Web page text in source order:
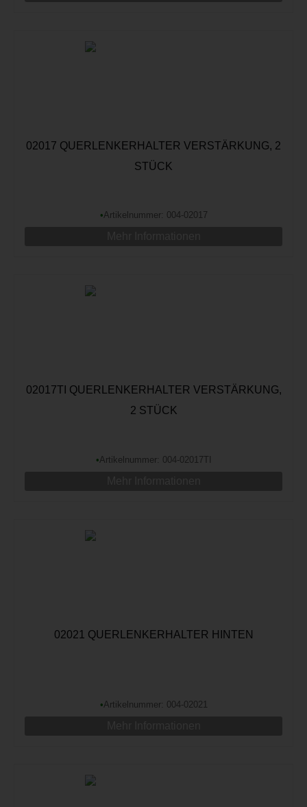
02017 QUERLENKERHALTER VERSTÄRKUNG, 2
STÜCK
•Artikelnummer: 004-02017
02017TI QUERLENKERHALTER VERSTÄRKUNG,
2 STÜCK
•Artikelnummer: 004-02017TI
02021 QUERLENKERHALTER HINTEN
•Artikelnummer: 004-02021